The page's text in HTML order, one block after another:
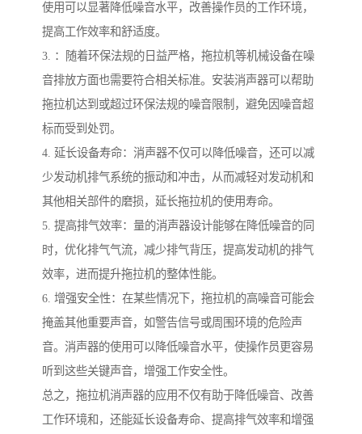
使用可以显著降低噪音水平，改善操作员的工作环境，
提高工作效率和舒适度。
3. ：随着环保法规的日益严格，拖拉机等机械设备在噪
音排放方面也需要符合相关标准。安装消声器可以帮助
拖拉机达到或超过环保法规的噪音限制，避免因噪音超
标而受到处罚。
4. 延长设备寿命：消声器不仅可以降低噪音，还可以减
少发动机排气系统的振动和冲击，从而减轻对发动机和
其他相关部件的磨损，延长拖拉机的使用寿命。
5. 提高排气效率：量的消声器设计能够在降低噪音的同
时，优化排气气流，减少排气背压，提高发动机的排气
效率，进而提升拖拉机的整体性能。
6. 增强安全性：在某些情况下，拖拉机的高噪音可能会
掩盖其他重要声音，如警告信号或周围环境的危险声
音。消声器的使用可以降低噪音水平，使操作员更容易
听到这些关键声音，增强工作安全性。
总之，拖拉机消声器的应用不仅有助于降低噪音、改善
工作环境和，还能延长设备寿命、提高排气效率和增强